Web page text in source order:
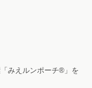
みえルンポーチ®︎」を